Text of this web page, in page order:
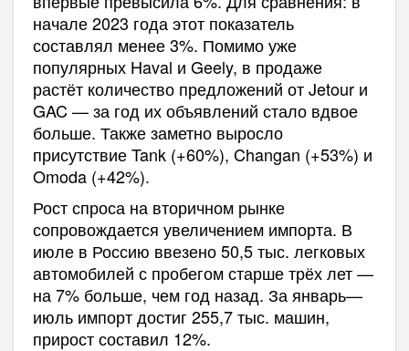
начале 2023 года этот показатель
составлял менее 3%. Помимо уже
популярных Haval и Geely, в продаже
растёт количество предложений от Jetour и
GAC — за год их объявлений стало вдвое
больше. Также заметно выросло
присутствие Tank (+60%), Changan (+53%) и
Omoda (+42%).
Рост спроса на вторичном рынке
сопровождается увеличением импорта. В
июле в Россию ввезено 50,5 тыс. легковых
автомобилей с пробегом старше трёх лет —
на 7% больше, чем год назад. За январь—
июль импорт достиг 255,7 тыс. машин,
прирост составил 12%.